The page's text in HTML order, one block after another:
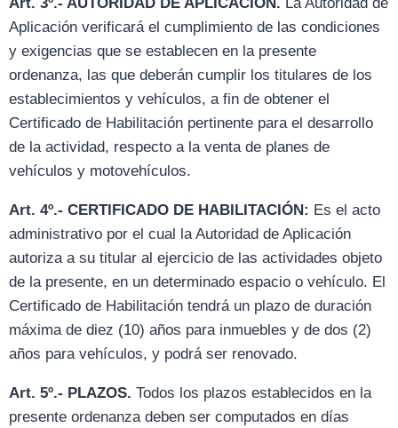
Aplicación verificará el cumplimiento de las condiciones
y exigencias que se establecen en la presente
ordenanza, las que deberán cumplir los titulares de los
establecimientos y vehículos, a fin de obtener el
Certificado de Habilitación pertinente para el desarrollo
de la actividad, respecto a la venta de planes de
vehículos y motovehículos.
Art. 4º.- CERTIFICADO DE HABILITACIÓN: Es el acto
administrativo por el cual la Autoridad de Aplicación
autoriza a su titular al ejercicio de las actividades objeto
de la presente, en un determinado espacio o vehículo. El
Certificado de Habilitación tendrá un plazo de duración
máxima de diez (10) años para inmuebles y de dos (2)
años para vehículos, y podrá ser renovado.
Art. 5º.- PLAZOS. Todos los plazos establecidos en la
presente ordenanza deben ser computados en días